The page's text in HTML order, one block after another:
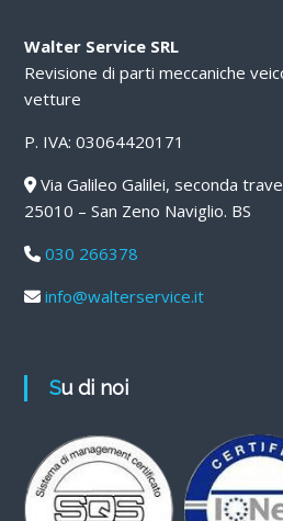
Walter Service SRL
Revisione di parti meccaniche
vetture
P. IVA: 03064420171
Via Galileo Galilei, seconda
25010 – San Zeno Naviglio. BS
030 266378
info@walterservice.it
Su di noi